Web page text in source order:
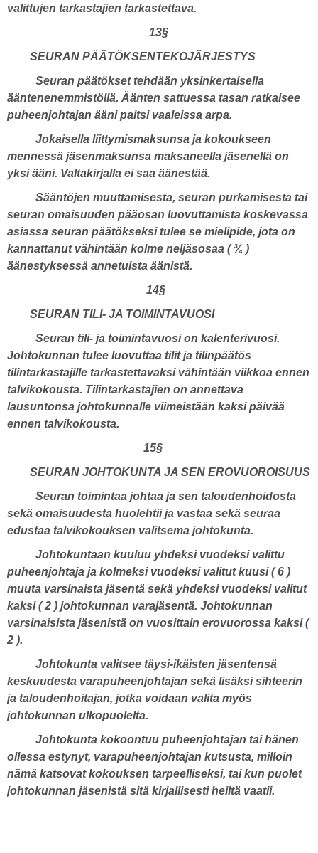
valittujen tarkastajien tarkastettava.
13§
SEURAN PÄÄTÖKSENTEKOJÄRJESTYS
Seuran päätökset tehdään yksinkertaisella
ääntenenemmistöllä. Äänten sattuessa tasan ratkaisee
puheenjohtajan ääni paitsi vaaleissa arpa.
Jokaisella liittymismaksunsa ja kokoukseen
mennessä jäsenmaksunsa maksaneella jäsenellä on
yksi ääni. Valtakirjalla ei saa äänestää.
Sääntöjen muuttamisesta, seuran purkamisesta tai
seuran omaisuuden pääosan luovuttamista koskevassa
asiassa seuran päätökseksi tulee se mielipide, jota on
kannattanut vähintään kolme neljäsosaa ( ¾ )
äänestyksessä annetuista äänistä.
14§
SEURAN TILI- JA TOIMINTAVUOSI
Seuran tili- ja toimintavuosi on kalenterivuosi.
Johtokunnan tulee luovuttaa tilit ja tilinpäätös
tilintarkastajille tarkastettavaksi vähintään viikkoa ennen
talvikokousta. Tilintarkastajien on annettava
lausuntonsa johtokunnalle viimeistään kaksi päivää
ennen talvikokousta.
15§
SEURAN JOHTOKUNTA JA SEN EROVUOROISUUS
Seuran toimintaa johtaa ja sen taloudenhoidosta
sekä omaisuudesta huolehtii ja vastaa sekä seuraa
edustaa talvikokouksen valitsema johtokunta.
Johtokuntaan kuuluu yhdeksi vuodeksi valittu
puheenjohtaja ja kolmeksi vuodeksi valitut kuusi ( 6 )
muuta varsinaista jäsentä sekä yhdeksi vuodeksi valitut
kaksi ( 2 ) johtokunnan varajäsentä. Johtokunnan
varsinaisista jäsenistä on vuosittain erovuorossa kaksi (
2 ).
Johtokunta valitsee täysi-ikäisten jäsentensä
keskuudesta varapuheenjohtajan sekä lisäksi sihteerin
ja taloudenhoitajan, jotka voidaan valita myös
johtokunnan ulkopuolelta.
Johtokunta kokoontuu puheenjohtajan tai hänen
ollessa estynyt, varapuheenjohtajan kutsusta, milloin
nämä katsovat kokouksen tarpeelliseksi, tai kun puolet
johtokunnan jäsenistä sitä kirjallisesti heiltä vaatii.